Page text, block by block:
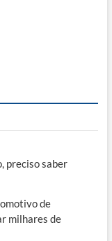
preciso saber
de
milhares de